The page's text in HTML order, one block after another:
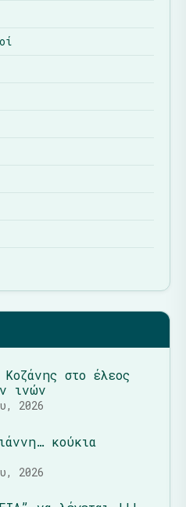
στο έλεος
ινών
2026
κούκια
2026